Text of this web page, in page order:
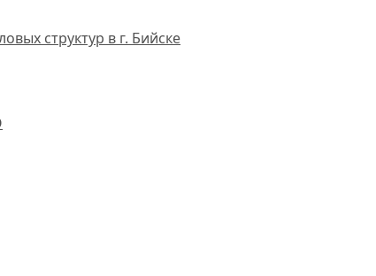
структур в г. Бийске